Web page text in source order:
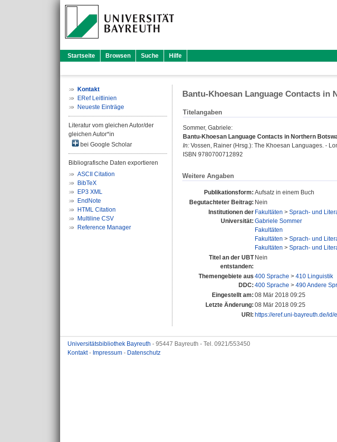
Startseite Browsen Suche Hilfe
Kontakt
ERef Leitlinien
Neueste Einträge
Literatur vom gleichen Autor/der
gleichen Autor*in
bei Google Scholar
Bibliografische Daten exportieren
ASCII Citation
BibTeX
EP3 XML
EndNote
HTML Citation
Multiline CSV
Reference Manager
Bantu-Khoesan Language Contacts in
Titelangaben
Sommer, Gabriele:
Bantu-Khoesan Language Contacts in Northern
In: Vossen, Rainer (Hrsg.): The Khoesan Languages. -
ISBN 9780700712892
Weitere Angaben
Publikationsform: Aufsatz in einem Buch
Begutachteter Beitrag: Nein
Institutionen der
Universität:
Fakultäten > Sprach- und
Gabriele Sommer
Fakultäten
Fakultäten > Sprach- und
Fakultäten > Sprach- und
Titel an der UBT
entstanden:
Nein
Themengebiete aus
DDC:
400 Sprache > 410 Linguistik
400 Sprache > 490 Andere
Eingestellt am: 08 Mär 2018 09:25
Letzte Änderung: 08 Mär 2018 09:25
URI: https://eref.uni-bayreuth.de/id/
Universitätsbibliothek Bayreuth - 95447 Bayreuth - Tel. 0921/553450
Kontakt- Impressum - Datenschutz